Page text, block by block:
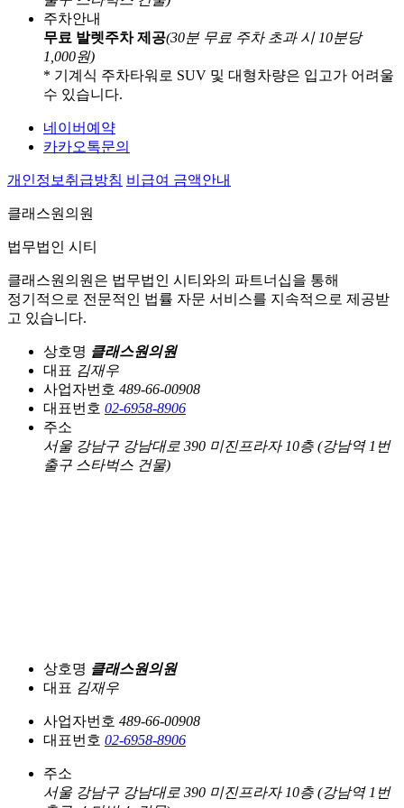
주차안내
무료 발렛주차 제공(30분 무료 주차 초과 시 10분당
1,000원)
* 기계식 주차타워로 SUV 및 대형차량은 입고가 어려울
수 있습니다.
네이버예약
카카오톡문의
개인정보취급방침 비급여 금액안내
클래스원의원
법무법인 시티
클래스원의원은 법무법인 시티와의 파트너십을 통해
정기적으로 전문적인 법률 자문 서비스를 지속적으로 제공받
고 있습니다.
상호명 클래스원의원
대표 김재우
사업자번호 489-66-00908
대표번호 02-6958-8906
주소
서울 강남구 강남대로 390 미진프라자 10층 (강남역 1번
출구 스타벅스 건물)
상호명 클래스원의원
대표 김재우
사업자번호 489-66-00908
대표번호 02-6958-8906
주소
서울 강남구 강남대로 390 미진프라자 10층 (강남역 1번